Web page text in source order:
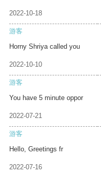
2022-10-18
游客
Horny Shriya called you
2022-10-10
游客
You have 5 minute oppor
2022-07-21
游客
Hello, Greetings fr
2022-07-16